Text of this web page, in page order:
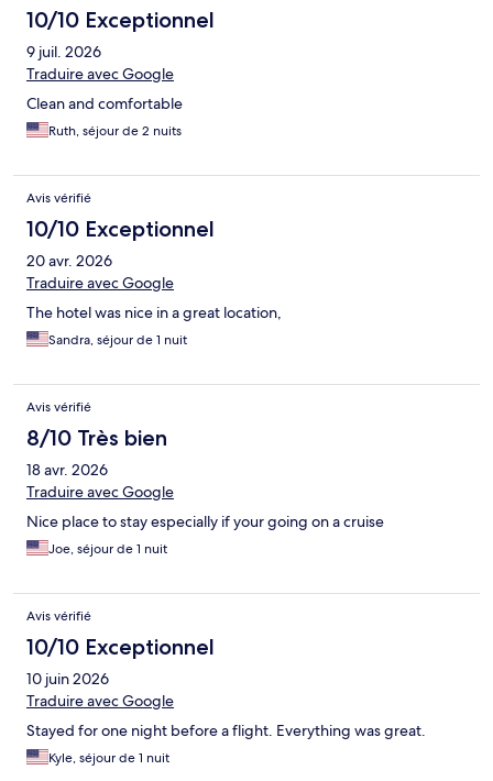
10/10 Exceptionnel
9 juil. 2026
Traduire avec Google
Clean and comfortable
Ruth, séjour de 2 nuits
Avis vérifié
10/10 Exceptionnel
20 avr. 2026
Traduire avec Google
The hotel was nice in a great location,
Sandra, séjour de 1 nuit
Avis vérifié
8/10 Très bien
18 avr. 2026
Traduire avec Google
Nice place to stay especially if your going on a cruise
Joe, séjour de 1 nuit
Avis vérifié
10/10 Exceptionnel
10 juin 2026
Traduire avec Google
Stayed for one night before a flight. Everything was great.
Kyle, séjour de 1 nuit